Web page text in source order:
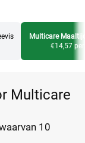
Multicare
€14,57
Multicare
10